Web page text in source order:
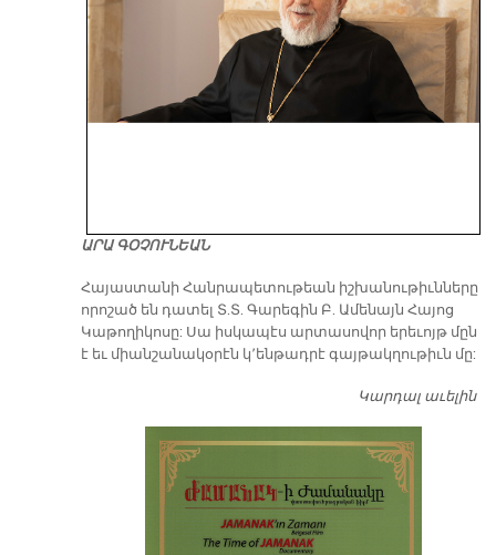
ԱՐԱ ԳՕՉՈՒՆԵԱՆ
​Հայաստանի Հանրապետութեան իշխանութիւնները
որոշած են դատել Տ.Տ. Գարեգին Բ. Ամենայն Հայոց
Կաթողիկոսը: Սա իսկապէս արտասովոր երեւոյթ մըն
է եւ միանշանակօրէն կ՚ենթադրէ գայթակղութիւն մը:
Կարդալ աւելին